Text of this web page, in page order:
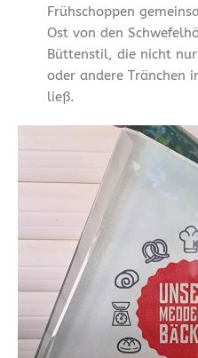
Frühschoppen
Ost von den
Büttenstil, die nicht
oder andere Tränchen
ließ.